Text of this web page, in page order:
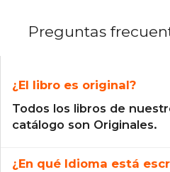
Preguntas
¿El libro es original?
Todos los libros de
catálogo son Originales.
¿En qué Idioma está